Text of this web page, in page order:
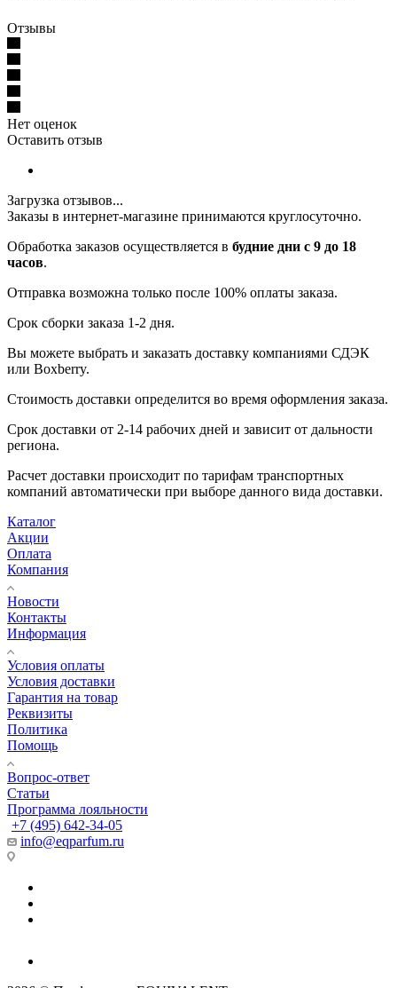
Отзывы
Нет оценок
Оставить отзыв
Загрузка отзывов...
Заказы в интернет-магазине принимаются круглосуточно.
Обработка заказов осуществляется в будние дни с 9 до 18
часов.
Отправка возможна только после 100% оплаты заказа.
Срок сборки заказа 1-2 дня.
Вы можете выбрать и заказать доставку компаниями СДЭК
или Boxberry.
Стоимость доставки определится во время оформления заказа.
Срок доставки от 2-14 рабочих дней и зависит от дальности
региона.
Расчет доставки происходит по тарифам транспортных
компаний автоматически при выборе данного вида доставки.
Каталог
Акции
Оплата
Компания
Новости
Контакты
Информация
Условия оплаты
Условия доставки
Гарантия на товар
Реквизиты
Политика
Помощь
Вопрос-ответ
Статьи
Программа лояльности
+7 (495) 642-34-05
info@eqparfum.ru